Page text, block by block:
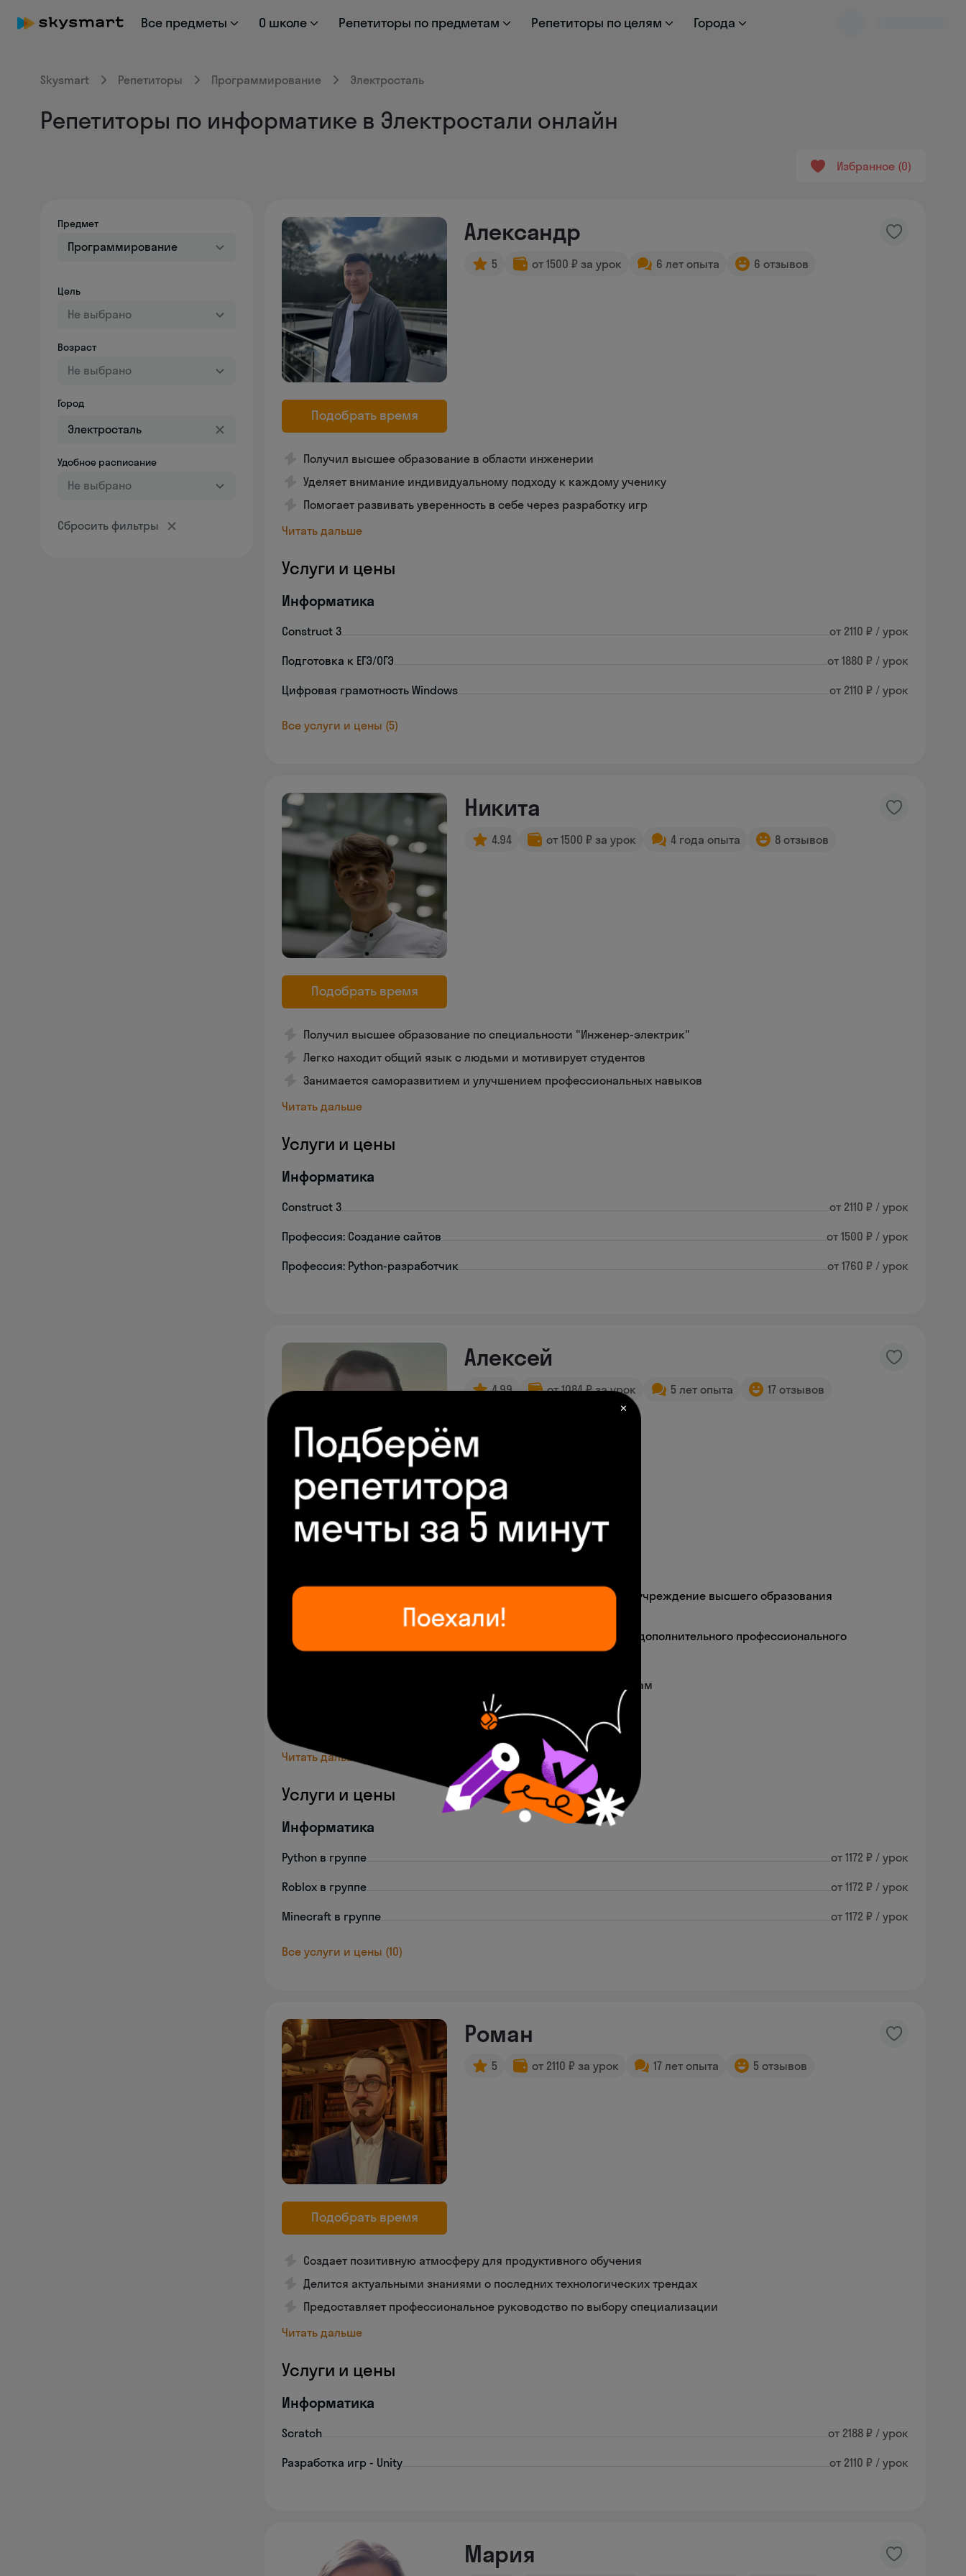
Все предметы О школе Репетиторы по предметам Репетиторы по целям Города
Skysmart Репетиторы Программирование Электросталь
Репетиторы по информатике в Электростали онлайн
Избранное 0
Предмет
Программирование
Цель
Не выбрано
Возраст
Не выбрано
Город
Удобное расписание
Не выбрано
Сбросить фильтры
Подобрать время
Александр
5 от 1500 ₽ за урок 6 лет опыта 6 отзывов
Получил высшее образование в области инженерии
Уделяет внимание индивидуальному подходу к каждому ученику
Помогает развивать уверенность в себе через разработку игр
Читать дальше
Услуги и цены
Информатика
Construct 3 от 2110 ₽ / урок
Подготовка к ЕГЭ/ОГЭ от 1880 ₽ / урок
Цифровая грамотность Windows от 2110 ₽ / урок
Все услуги и цены (5)
Подобрать время
Никита
4.94 от 1500 ₽ за урок 4 года опыта 8 отзывов
Получил высшее образование по специальности "Инженер-электрик"
Легко находит общий язык с людьми и мотивирует студентов
Занимается саморазвитием и улучшением профессиональных навыков
Читать дальше
Услуги и цены
Информатика
Construct 3 от 2110 ₽ / урок
Профессия: Создание сайтов от 1500 ₽ / урок
Профессия: Python-разработчик от 1760 ₽ / урок
Подобрать время
Алексей
4.99 от 1084 ₽ за урок 5 лет опыта 17 отзывов
Федеральное государственное бюджетное образовательное учреждение высшего образования
"Костромской государственный университет
Образовательная автономная некоммерческая организация дополнительного профессионального
образования «СКАЕНГ» (ОАНО ДПО «СКАЕНГ») • 2026 г.
Окончил технический институт по информационным системам
Работал тестировщиком в компании Яндекс
Адаптирует уроки под интересы учеников
Читать дальше
Услуги и цены
Информатика
Python в группе от 1172 ₽ / урок
Roblox в группе от 1172 ₽ / урок
Minecraft в группе от 1172 ₽ / урок
Все услуги и цены (10)
Подобрать время
Роман
5 от 2110 ₽ за урок 17 лет опыта 5 отзывов
Создает позитивную атмосферу для продуктивного обучения
Делится актуальными знаниями о последних технологических трендах
Предоставляет профессиональное руководство по выбору специализации
Читать дальше
Услуги и цены
Информатика
Scratch от 2188 ₽ / урок
Разработка игр - Unity от 2110 ₽ / урок
Мария
✕